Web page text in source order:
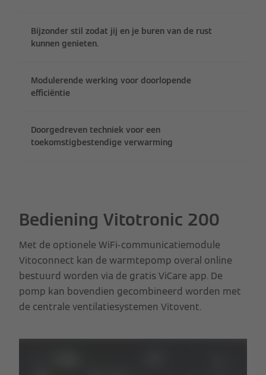
Bijzonder stil zodat jij en je buren van de rust
kunnen genieten.
Modulerende werking voor doorlopende
efficiëntie
Doorgedreven techniek voor een
toekomstigbestendige verwarming
Bediening Vitotronic 200
Met de optionele WiFi-communicatiemodule
Vitoconnect kan de warmtepomp overal online
bestuurd worden via de gratis ViCare app. De
pomp kan bovendien gecombineerd worden met
de centrale ventilatiesystemen Vitovent.